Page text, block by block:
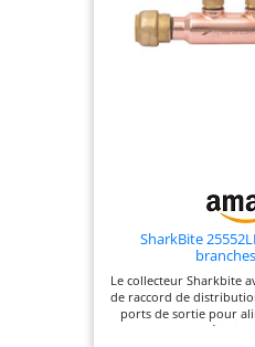
SharkBite
Le collecteur Sharkbite
de raccord de
ports de sortie pour
d'eau. Ils